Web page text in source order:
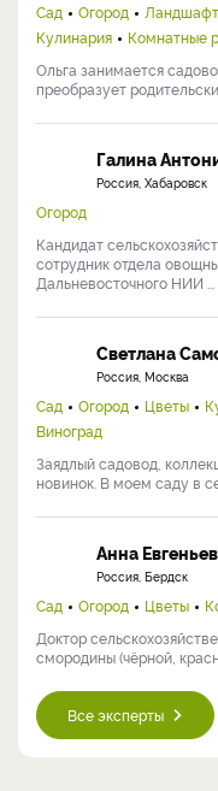
Сад Огород
Кулинария
Комнатные
Ольга занимается
преобразует
Галина
Россия, Хабаровск
Огород
Кандидат
сотрудник отдела
Дальневосточного НИИ ...
Светлана
Россия, Москва
Сад Огород Цветы
Виноград
Заядлый садовод,
новинок. В моем саду в
Анна
Россия, Бердск
Сад Огород Цветы
Доктор
смородины (чёрной,
Все эксперты